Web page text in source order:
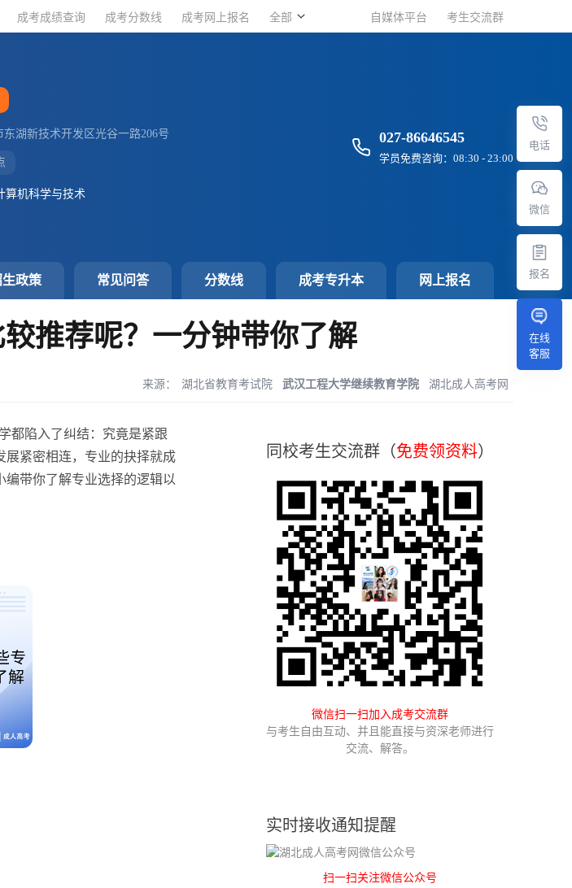
成考成绩查询 成考分数线 成考网上报名 全部 自媒体平台 考生交流群
湖新技术开发区光谷一路206号
算机科学与技术
027-86646545
学员免费咨询：08:30 - 23:00
生政策 常见问答 分数线 成考专升本 网上报名
电话
微信
报名
在线
客服
推荐呢？一分钟带你了解
来源： 湖北省教育考试院 武汉工程大学继续教育学院 湖北成人高考网
都陷入了纠结：究竟是紧跟
展紧密相连，专业的抉择就成
带你了解专业选择的逻辑以
同校考生交流群（免费领资料）
微信扫一扫加入成考交流群
与考生自由互动、并且能直接与资深老师进行
交流、解答。
成考成绩查询 成考分数线 成考网上报名 全部 自媒体平台 考生交流群
实时接收通知提醒
扫一扫关注微信公众号